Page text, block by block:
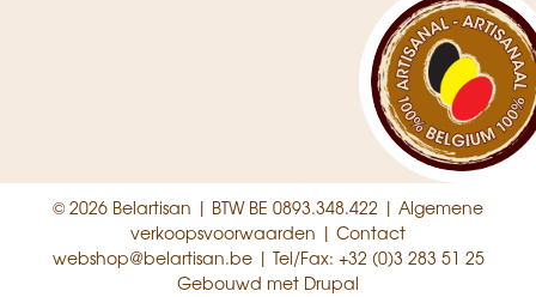
© 2026 Belartisan | BTW BE 0893.348.422 | Algemene
verkoopsvoorwaarden | Contact
webshop@belartisan.be| Tel/Fax: +32 (0)3 283 51 25
Gebouwd met Drupal